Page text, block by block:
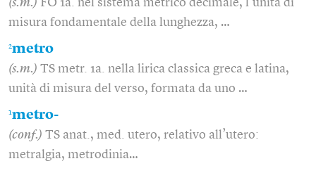
misura fondamentale della lunghezza, …
2metro
(s.m.) TS metr. 1a. nella lirica classica greca e latina,
unità di misura del verso, formata da uno …
1metro-
(conf.) TS anat., med. utero, relativo all’utero:
metralgia, metrodinia…